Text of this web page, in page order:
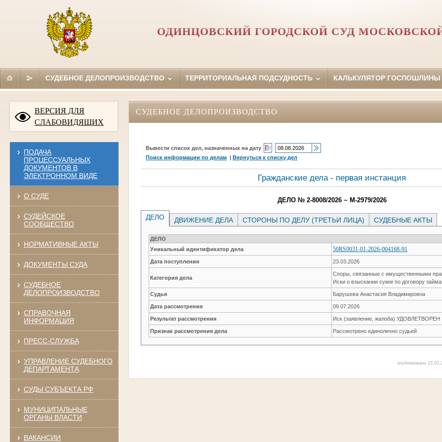
ОДИНЦОВСКИЙ ГОРОДСКОЙ СУД
СУДЕБНОЕ ДЕЛОПРОИЗВОДСТВО ТЕРРИТОРИАЛЬНАЯ ПОДСУДНОСТЬ КАЛЬКУЛЯТОР ГОСПОШЛИНЫ
ВЕРСИЯ ДЛЯ
СЛАБОВИДЯЩИХ
ПОДАЧА
ПРОЦЕССУАЛЬНЫХ
ДОКУМЕНТОВ В
ЭЛЕКТРОННОМ ВИДЕ
О СУДЕ
СУДЕЙСКОЕ
СООБЩЕСТВО
НОРМАТИВНЫЕ АКТЫ
ДОКУМЕНТЫ СУДА
СУДЕБНОЕ
ДЕЛОПРОИЗВОДСТВО
СПРАВОЧНАЯ
ИНФОРМАЦИЯ
ПРЕСС-СЛУЖБА
УПРАВЛЕНИЕ СУДЕБНОГО
ДЕПАРТАМЕНТА
СУДЫ СУБЪЕКТА РФ
МУНИЦИПАЛЬНЫЕ
ОРГАНЫ ВЛАСТИ
ВАКАНСИИ
СУДЕБНОЕ ДЕЛОПРОИЗВОДСТВО
Вывести список дел, назначенных на дату
Поиск информации по делам |Вернуться к списку дел
Гражданские дела - первая инстанция
ДЕЛО № 2-8008/2026 ~ М-2979/2026
ДЕЛО ДВИЖЕНИЕ ДЕЛА СТОРОНЫ ПО ДЕЛУ (ТРЕТЬИ ЛИЦА) СУДЕБНЫЕ АКТЫ
ДЕЛО
Уникальный идентификатор дела
50RS0031-01-2026-004168-91
Дата поступления 23.03.2026
Категория дела
Споры, связанные с имущественными
Иски о взыскании сумм по договору
Судья Барушева Анастасия Владимировна
Дата рассмотрения 09.07.2026
Результат рассмотрения Иск (заявление, жалоба) УДОВЛЕТВОРЕН
Признак рассмотрения дела Рассмотрено единолично судьей
опубликовано